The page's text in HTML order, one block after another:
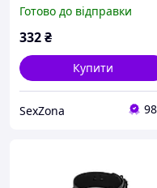
Gold Crystal, BS3300116
Готово до відправки
332₴
Купити
SexZona